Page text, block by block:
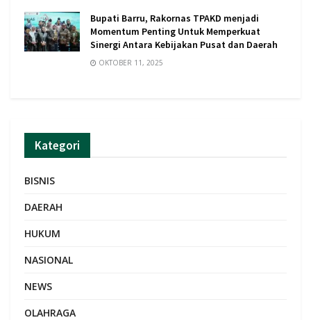
Bupati Barru, Rakornas TPAKD menjadi
Momentum Penting Untuk Memperkuat
Sinergi Antara Kebijakan Pusat dan Daerah
OKTOBER 11, 2025
Kategori
BISNIS
DAERAH
HUKUM
NASIONAL
NEWS
OLAHRAGA